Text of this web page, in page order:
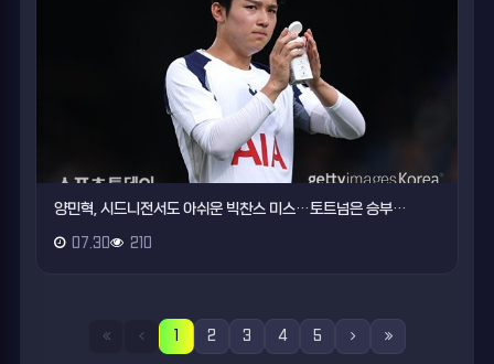
양민혁, 시드니전서도 아쉬운 빅찬스 미스…토트넘은 승부…
07.30 210
2 3 4 5